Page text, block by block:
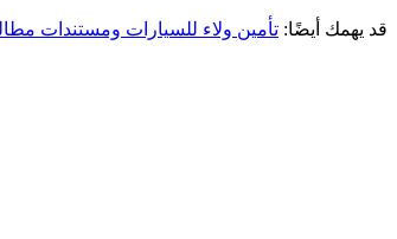
قد يهمك أيضًا: تأمين ولاء للسيارات ومستندات